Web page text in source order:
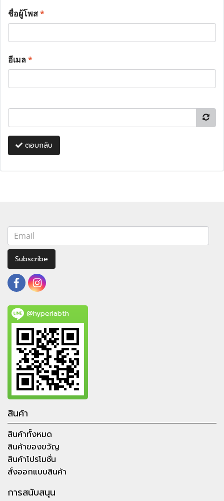
ชื่อผู้โพส*
อีเมล*
ตอบกลับ
Subscribe
@hyperlabth
สินค้า
สินค้าทั้งหมด
สินค้าของขวัญ
สินค้าโปรโมชั่น
สั่งออกแบบสินค้า
การสนับสนุน